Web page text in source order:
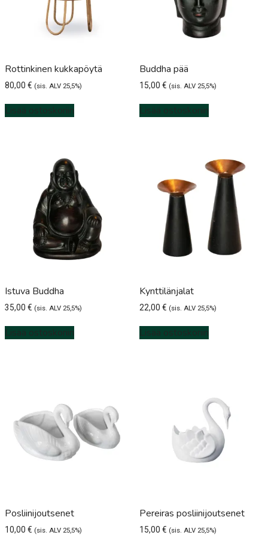
Rottinkinen kukkapöytä
80,00 € (sis. ALV 25,5%)
Lisää ostoskoriin
Buddha pää
15,00 € (sis. ALV 25,5%)
Lisää ostoskoriin
Istuva Buddha
35,00 € (sis. ALV 25,5%)
Lisää ostoskoriin
Kynttilänjalat
22,00 € (sis. ALV 25,5%)
Lisää ostoskoriin
Posliinijoutsenet
10,00 € (sis. ALV 25,5%)
Pereiras posliinijoutsenet
15,00 € (sis. ALV 25,5%)